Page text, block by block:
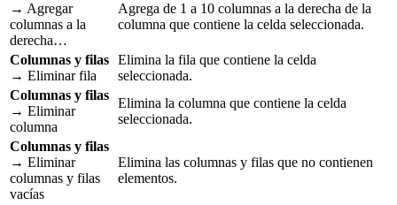
→ Agregar
columnas a la
derecha…
Agrega de 1 a 10 columnas a la derecha de la
columna que contiene la celda seleccionada.
Columnas y filas
→ Eliminar fila
Elimina la fila que contiene la celda
seleccionada.
Columnas y filas
→ Eliminar
columna
Elimina la columna que contiene la celda
seleccionada.
Columnas y filas
→ Eliminar
columnas y filas
vacías
Elimina las columnas y filas que no contienen
elementos.